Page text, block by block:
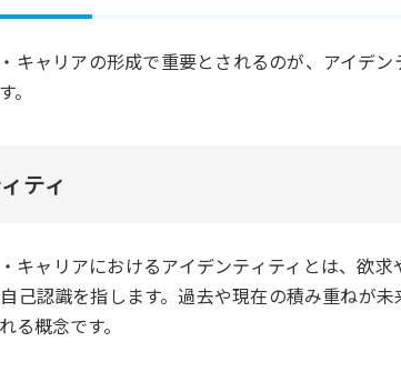
キャリアの形成で重要とされるのが、アイデ
。
ティ
キャリアにおけるアイデンティティとは、欲
己認識を指します。過去や現在の積み重ねが
る概念です。